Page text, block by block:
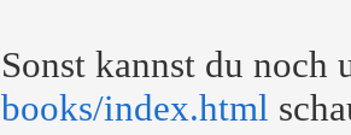
Sonst kannst du noch
books/index.html